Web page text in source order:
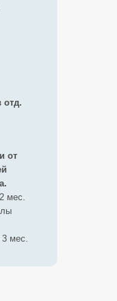
отд.
от
мес.
мес.